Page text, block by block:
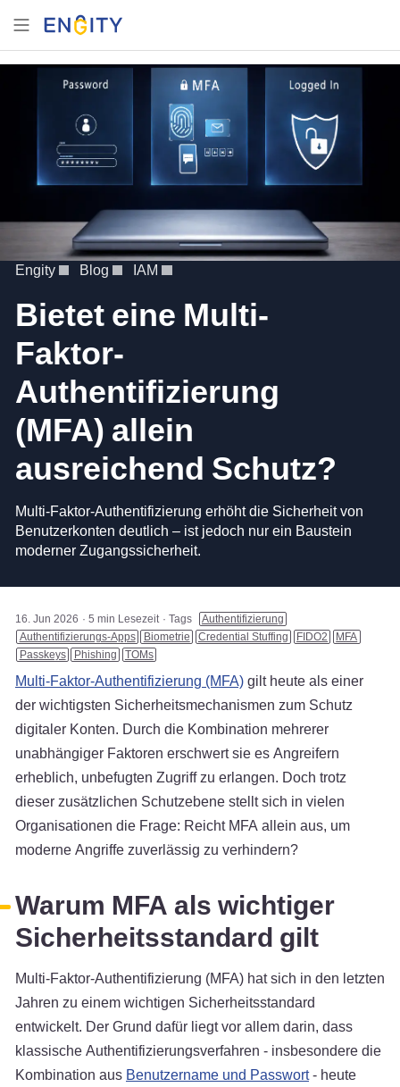
Engity Blog IAM
Bietet eine Multi-
Faktor-
Authentifizierung
(MFA) allein
ausreichend Schutz?
Multi-Faktor-Authentifizierung erhöht die Sicherheit von
Benutzerkonten deutlich – ist jedoch nur ein Baustein
moderner Zugangssicherheit.
16. Jun 2026 5 min Lesezeit Tags Authentifizierung
Authentifizierungs-Apps Biometrie Credential Stuffing FIDO2 MFA
Passkeys Phishing TOMs
Multi-Faktor-Authentifizierung (MFA)gilt heute als einer
der wichtigsten Sicherheitsmechanismen zum Schutz
digitaler Konten. Durch die Kombination mehrerer
unabhängiger Faktoren erschwert sie es Angreifern
erheblich, unbefugten Zugriff zu erlangen. Doch trotz
dieser zusätzlichen Schutzebene stellt sich in vielen
Organisationen die Frage: Reicht MFA allein aus, um
moderne Angriffe zuverlässig zu verhindern?
Warum MFA als wichtiger
Sicherheitsstandard gilt
Multi-Faktor-Authentifizierung (MFA) hat sich in den letzten
Jahren zu einem wichtigen Sicherheitsstandard
entwickelt. Der Grund dafür liegt vor allem darin, dass
klassische Authentifizierungsverfahren - insbesondere die
Kombination aus Benutzername und Passwort- heute